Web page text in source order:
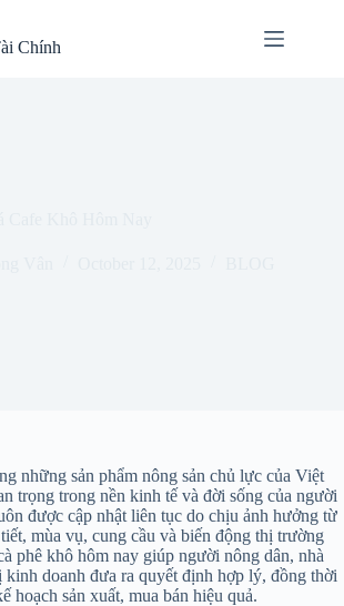
Chính
những sản phẩm nông sản chủ lực của Việt
trọng trong nền kinh tế và đời sống của người
được cập nhật liên tục do chịu ảnh hưởng từ
mùa vụ, cung cầu và biến động thị trường
phê khô hôm nay giúp người nông dân, nhà
kinh doanh đưa ra quyết định hợp lý, đồng thời
hoạch sản xuất, mua bán hiệu quả.